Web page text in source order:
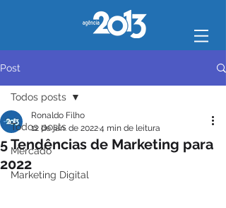
Post
Todos posts
Mercado
Marketing Digital
Todos posts
5 Tendências de Marketing para
2022
Ronaldo Filho
12 de jan. de 20224 min de leitura